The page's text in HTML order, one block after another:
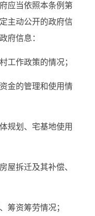
当依照本条例第
主动公开的政府信
府信息：
作政策的情况；
金的管理和使用情
划、宅基地使用
拆迁及其补偿、
资筹劳情况；